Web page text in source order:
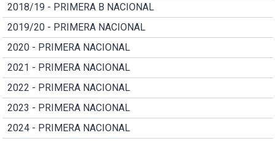
2018/19 - PRIMERA B NACIONAL
2019/20 - PRIMERA NACIONAL
2020 - PRIMERA NACIONAL
2021 - PRIMERA NACIONAL
2022 - PRIMERA NACIONAL
2023 - PRIMERA NACIONAL
2024 - PRIMERA NACIONAL